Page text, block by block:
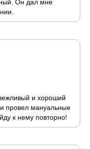
Он дал мне
и хороший
провел мануальные
к нему повторно!